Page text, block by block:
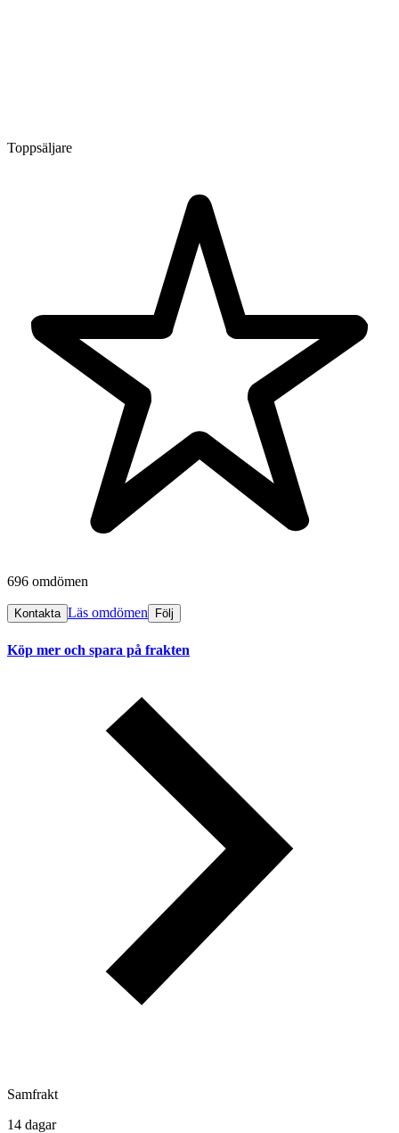
Toppsäljare
696 omdömen
Kontakta Läs omdömen Följ
Köp mer och spara på frakten
Samfrakt
14 dagar